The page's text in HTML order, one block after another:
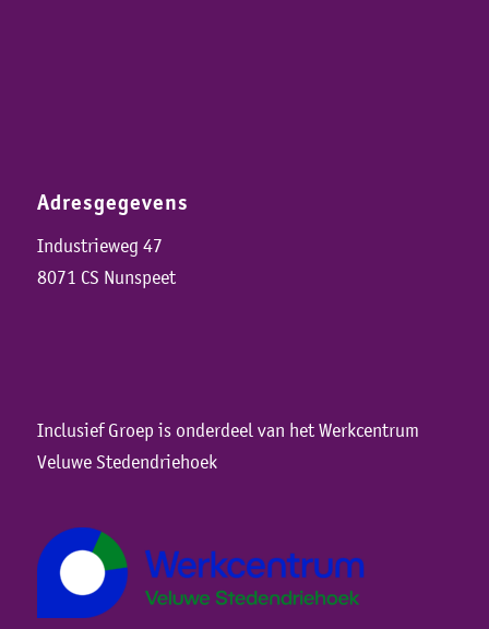
Adresgegevens
Industrieweg 47
8071 CS Nunspeet
Inclusief Groep is onderdeel van het Werkcentrum
Veluwe Stedendriehoek